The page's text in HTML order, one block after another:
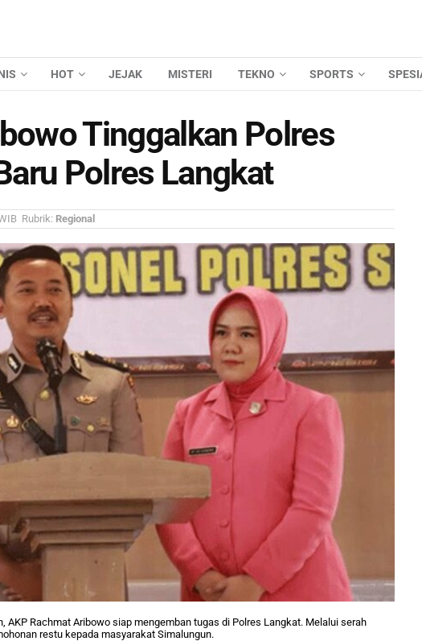
HOT JEJAK MISTERI TEKNO SPORTS
Tinggalkan Polres
Polres Langkat
Rubrik: Regional
AKP Rachmat Aribowo siap mengemban tugas di Polres Langkat. Melalui serah
restu kepada masyarakat Simalungun.